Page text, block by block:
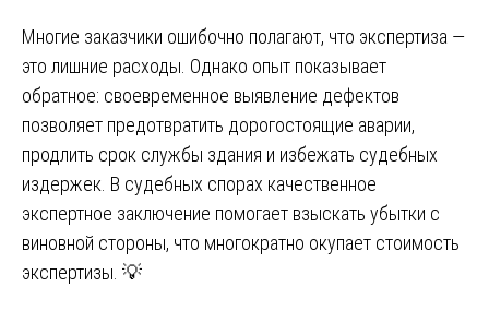
Многие заказчики ошибочно полагают, что экспертиза —
это лишние расходы. Однако опыт показывает
обратное: своевременное выявление дефектов
позволяет предотвратить дорогостоящие аварии,
продлить срок службы здания и избежать судебных
издержек. В судебных спорах качественное
экспертное заключение помогает взыскать убытки с
виновной стороны, что многократно окупает стоимость
экспертизы. 💡